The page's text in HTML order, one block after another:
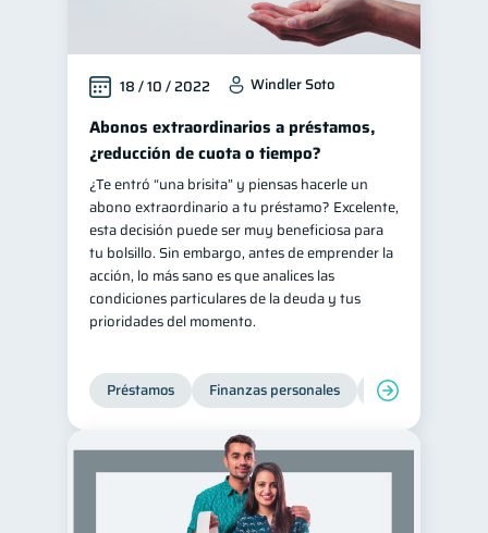
18 / 10 / 2022 Windler Soto
Abonos extraordinarios a préstamos,
¿reducción de cuota o tiempo?
¿Te entró “una brisita” y piensas hacerle un
abono extraordinario a tu préstamo? Excelente,
esta decisión puede ser muy beneficiosa para
tu bolsillo. Sin embargo, antes de emprender la
acción, lo más sano es que analices las
condiciones particulares de la deuda y tus
prioridades del momento.
Préstamos Finanzas personales Finanzas para